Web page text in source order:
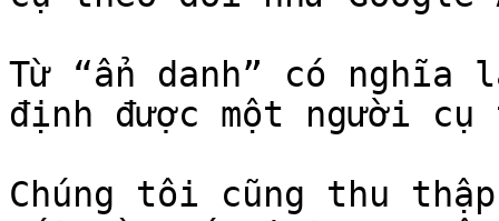
Từ “ẩn danh” có
định được một người
Chúng tôi cũng thu